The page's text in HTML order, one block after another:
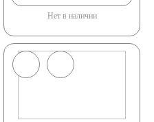
Нет в наличии